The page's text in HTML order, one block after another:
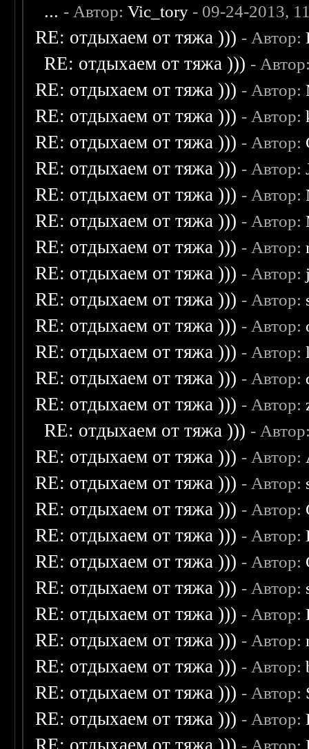
... - Автор:Vic_tory - 09-24-2013,
RE: отдыхаем от тяжа ))) - Автор:
RE: отдыхаем от тяжа ))) -
RE: отдыхаем от тяжа ))) - Автор:
RE: отдыхаем от тяжа ))) - Автор:
RE: отдыхаем от тяжа ))) - Автор:
RE: отдыхаем от тяжа ))) - Автор:
RE: отдыхаем от тяжа ))) - Автор:
RE: отдыхаем от тяжа ))) - Автор:
RE: отдыхаем от тяжа ))) - Автор:
RE: отдыхаем от тяжа ))) - Автор:
RE: отдыхаем от тяжа ))) - Автор:
RE: отдыхаем от тяжа ))) - Автор:
RE: отдыхаем от тяжа ))) - Автор:
RE: отдыхаем от тяжа ))) - Автор:
RE: отдыхаем от тяжа ))) - Автор:
RE: отдыхаем от тяжа ))) -
RE: отдыхаем от тяжа ))) - Автор:
RE: отдыхаем от тяжа ))) - Автор:
RE: отдыхаем от тяжа ))) - Автор:
RE: отдыхаем от тяжа ))) - Автор:
RE: отдыхаем от тяжа ))) - Автор:
RE: отдыхаем от тяжа ))) - Автор:
RE: отдыхаем от тяжа ))) - Автор:
RE: отдыхаем от тяжа ))) - Автор:
RE: отдыхаем от тяжа ))) - Автор:
RE: отдыхаем от тяжа ))) - Автор:
RE: отдыхаем от тяжа ))) - Автор:
- Автор: